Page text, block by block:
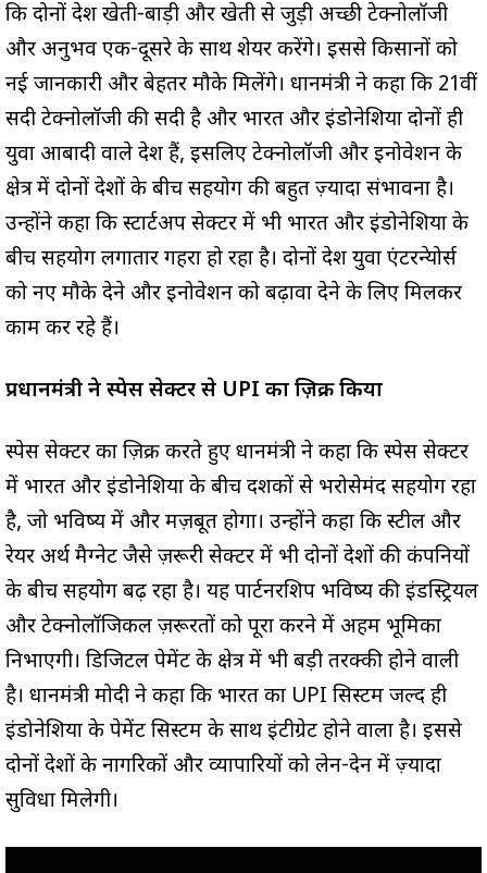
कि दोनों देश खेती-बाड़ी और खेती से जुड़ी अच्छी टेक्नोलॉजी
और अनुभव एक-दूसरे के साथ शेयर करेंगे। इससे किसानों को
नई जानकारी और बेहतर मौके मिलेंगे। प्रधानमंत्री ने कहा कि 21वीं
सदी टेक्नोलॉजी की सदी है और भारत और इंडोनेशिया दोनों ही
युवा आबादी वाले देश हैं, इसलिए टेक्नोलॉजी और इनोवेशन के
क्षेत्र में दोनों देशों के बीच सहयोग की बहुत ज़्यादा संभावना है।
उन्होंने कहा कि स्टार्टअप सेक्टर में भी भारत और इंडोनेशिया के
बीच सहयोग लगातार गहरा हो रहा है। दोनों देश युवा एंटरप्रेन्योर्स
को नए मौके देने और इनोवेशन को बढ़ावा देने के लिए मिलकर
काम कर रहे हैं।
प्रधानमंत्री ने स्पेस सेक्टर से UPI का ज़िक्र किया
स्पेस सेक्टर का ज़िक्र करते हुए प्रधानमंत्री ने कहा कि स्पेस सेक्टर
में भारत और इंडोनेशिया के बीच दशकों से भरोसेमंद सहयोग रहा
है, जो भविष्य में और मज़बूत होगा। उन्होंने कहा कि स्टील और
रेयर अर्थ मैग्नेट जैसे ज़रूरी सेक्टर में भी दोनों देशों की कंपनियों
के बीच सहयोग बढ़ रहा है। यह पार्टनरशिप भविष्य की इंडस्ट्रियल
और टेक्नोलॉजिकल ज़रूरतों को पूरा करने में अहम भूमिका
निभाएगी। डिजिटल पेमेंट के क्षेत्र में भी बड़ी तरक्की होने वाली
है। प्रधानमंत्री मोदी ने कहा कि भारत का UPI सिस्टम जल्द ही
इंडोनेशिया के पेमेंट सिस्टम के साथ इंटीग्रेट होने वाला है। इससे
दोनों देशों के नागरिकों और व्यापारियों को लेन-देन में ज़्यादा
सुविधा मिलेगी।